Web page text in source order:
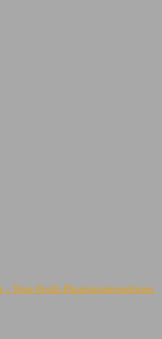
Non-Profit-Pharmaunternehmen